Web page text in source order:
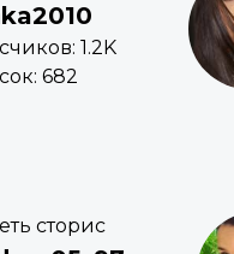
1.2K
682
сторис